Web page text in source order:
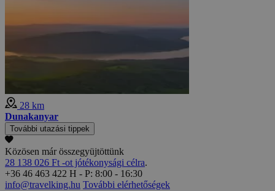
28 km
Dunakanyar
További utazási tippek
Közösen már összegyüjtöttünk
28 138 026 Ft -ot jótékonysági célra.
+36 46 463 422 H - P: 8:00 - 16:30
info@travelking.hu További elérhetőségek